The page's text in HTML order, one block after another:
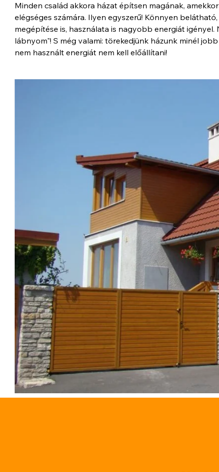
Minden család akkora házat építsen magának,
elégséges számára. Ilyen egyszerű! Könnyen
megépítése is, használata is nagyobb energiát igényel.
lábnyom"! S még valami: törekedjünk házunk minél
nem használt energiát nem kell előállítani!